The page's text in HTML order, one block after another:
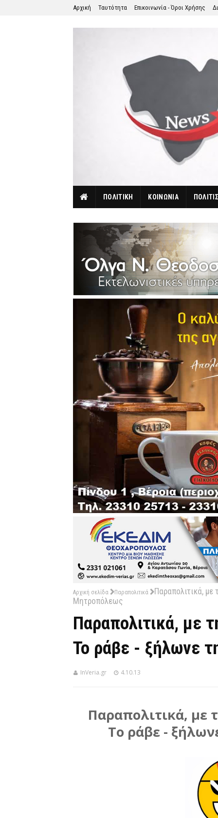
Αρχική Ταυτότητα Επικοινωνία - Όροι Χρήσης
ΠΟΛΙΤΙΚΗ ΚΟΙΝΩΝΙΑ
Αρχική σελίδα Παραπολιτικά
Παραπολιτικά,
Μητροπόλεως
Παραπολιτικά, με
Το ράβε - ξήλωνε
InVeria.gr 4.10.13
Παραπολιτικά, με
Το ράβε -